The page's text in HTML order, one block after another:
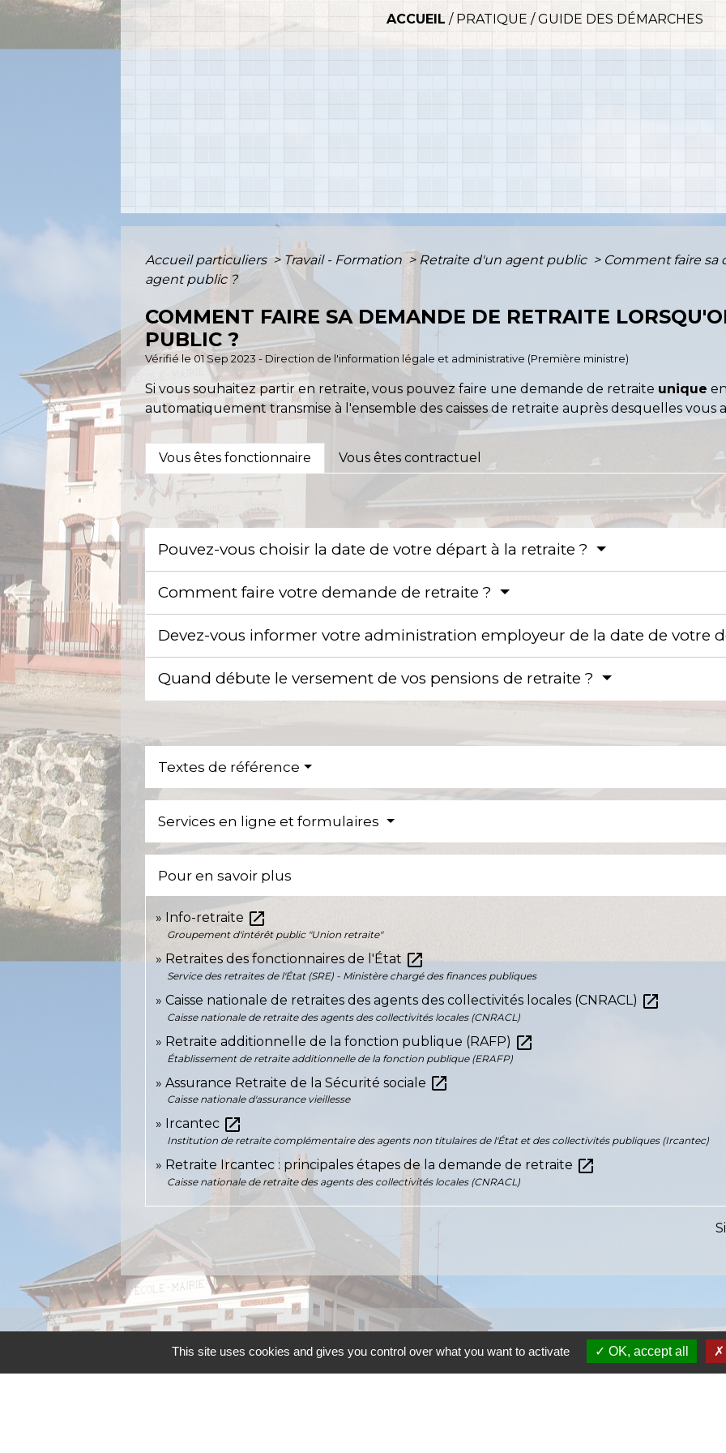
ACCUEIL / PRATIQUE /GUIDE DES DÉMARCHES
Accueil particuliers > Travail - Formation > Retraite d'un agent public > Comment faire sa
agent public ?
COMMENT FAIRE SA DEMANDE DE RETRAITE
PUBLIC ?
Vérifié le 01 Sep 2023 - Direction de l'information légale et administrative (Première ministre)
Si vous souhaitez partir en retraite, vous pouvez faire une demande de retraite unique
automatiquement transmise à l'ensemble des caisses de retraite auprès desquelles vous
Vous êtes fonctionnaire Vous êtes contractuel
Pouvez-vous choisir la date de votre départ à la retraite ?
Comment faire votre demande de retraite ?
Devez-vous informer votre administration employeur de la date de votre
Quand débute le versement de vos pensions de retraite ?
Textes de référence
Services en ligne et formulaires
Pour en savoir plus
Info-retraite open_in_new
Groupement d'intérêt public "Union retraite"
Retraites des fonctionnaires de l'Étatopen_in_new
Service des retraites de l'État (SRE) - Ministère chargé des finances publiques
Caisse nationale de retraites des agents des collectivités locales (CNRACL) open_in_new
Caisse nationale de retraite des agents des collectivités locales (CNRACL)
Retraite additionnelle de la fonction publique (RAFP) open_in_new
Établissement de retraite additionnelle de la fonction publique (ERAFP)
Assurance Retraite de la Sécurité sociale open_in_new
Caisse nationale d'assurance vieillesse
Ircantec open_in_new
Institution de retraite complémentaire des agents non titulaires de l'État et des collectivités publiques (Ircantec)
Retraite Ircantec : principales étapes de la demande de retraite open_in_new
Caisse nationale de retraite des agents des collectivités locales (CNRACL)
Contacts
This site uses cookies and gives you control over what you want to activate OK, accept all